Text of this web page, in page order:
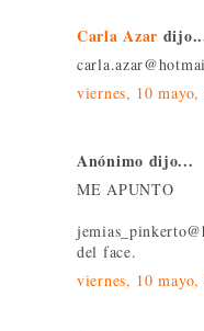
Carla Azar
viernes, 10 mayo,
Anónimo dijo...
ME APUNTO
del face.
viernes, 10 mayo,